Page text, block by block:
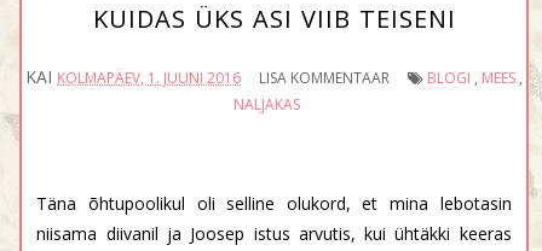
KUIDAS ÜKS ASI VIIB TEISENI
KAI KOLMAPÄEV, 1. JUUNI 2016 LISA KOMMENTAAR BLOGI , MEES ,
NALJAKAS
Täna õhtupoolikul oli selline olukord, et mina lebotasin
niisama diivanil ja Joosep istus arvutis, kui ühtäkki keeras